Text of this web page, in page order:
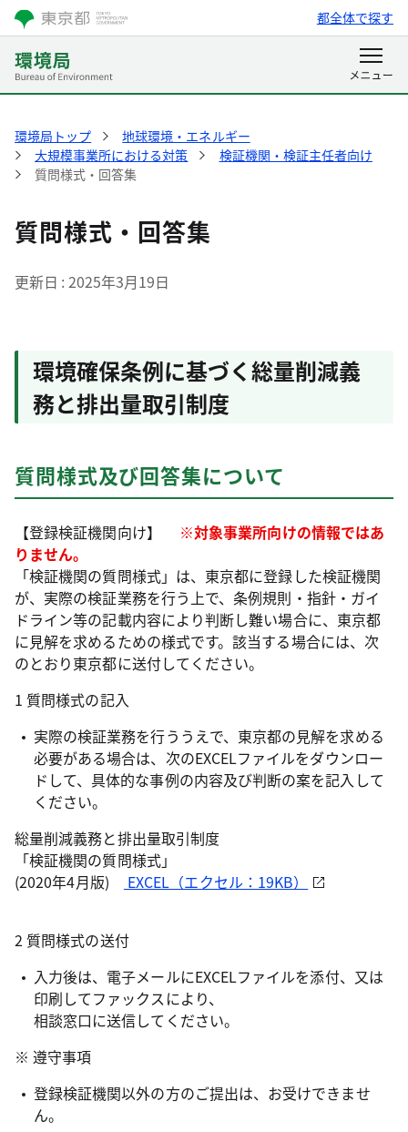
都全体で探す
環境局トップ
地球環境・エネルギー
大規模事業所における対策
検証機関・検証主任者向け
質問様式・回答集
質問様式・回答集
更新日 2025年3月19日
環境確保条例に基づく総量削減義
務と排出量取引制度
質問様式及び回答集について
【登録検証機関向け】
※対象事業所向けの情報ではあ
りません。
「検証機関の質問様式」は、東京都に登録した検証機関
が、実際の検証業務を行う上で、条例規則・指針・ガイ
ドライン等の記載内容により判断し難い場合に、東京都
に見解を求めるための様式です。該当する場合には、次
のとおり東京都に送付してください。
1 質問様式の記入
実際の検証業務を行ううえで、東京都の見解を求める
必要がある場合は、次のEXCELファイルをダウンロー
ドして、具体的な事例の内容及び判断の案を記入して
ください。
総量削減義務と排出量取引制度
「検証機関の質問様式」
(2020年4月版)
EXCEL（エクセル：19KB）
2 質問様式の送付
入力後は、電子メールにEXCELファイルを添付、又は
印刷してファックスにより、
相談窓口に送信してください。
※ 遵守事項
登録検証機関以外の方のご提出は、お受けできませ
ん。